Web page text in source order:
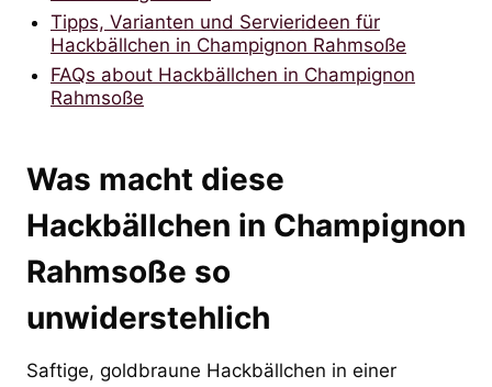
Tipps, Varianten und Servierideen für
Hackbällchen in Champignon Rahmsoße
FAQs about Hackbällchen in Champignon
Rahmsoße
Was macht diese
Hackbällchen in Champignon
Rahmsoße so
unwiderstehlich
Saftige, goldbraune Hackbällchen in einer